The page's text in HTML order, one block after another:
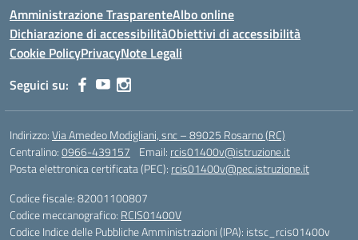
Amministrazione TrasparenteAlbo online
Dichiarazione di accessibilitàObiettivi di accessibilità
Cookie PolicyPrivacyNote Legali
Seguici su:
Indirizzo:Via Amedeo Modigliani, snc – 89025 Rosarno (RC)
Centralino:0966-439157 Email: rcis01400v@istruzione.it
Posta elettronica certificata (PEC): rcis01400v@pec.istruzione.it
Codice fiscale: 82001100807
Codice meccanografico: RCIS01400V
Codice Indice delle Pubbliche Amministrazioni (IPA): istsc_rcis01400v